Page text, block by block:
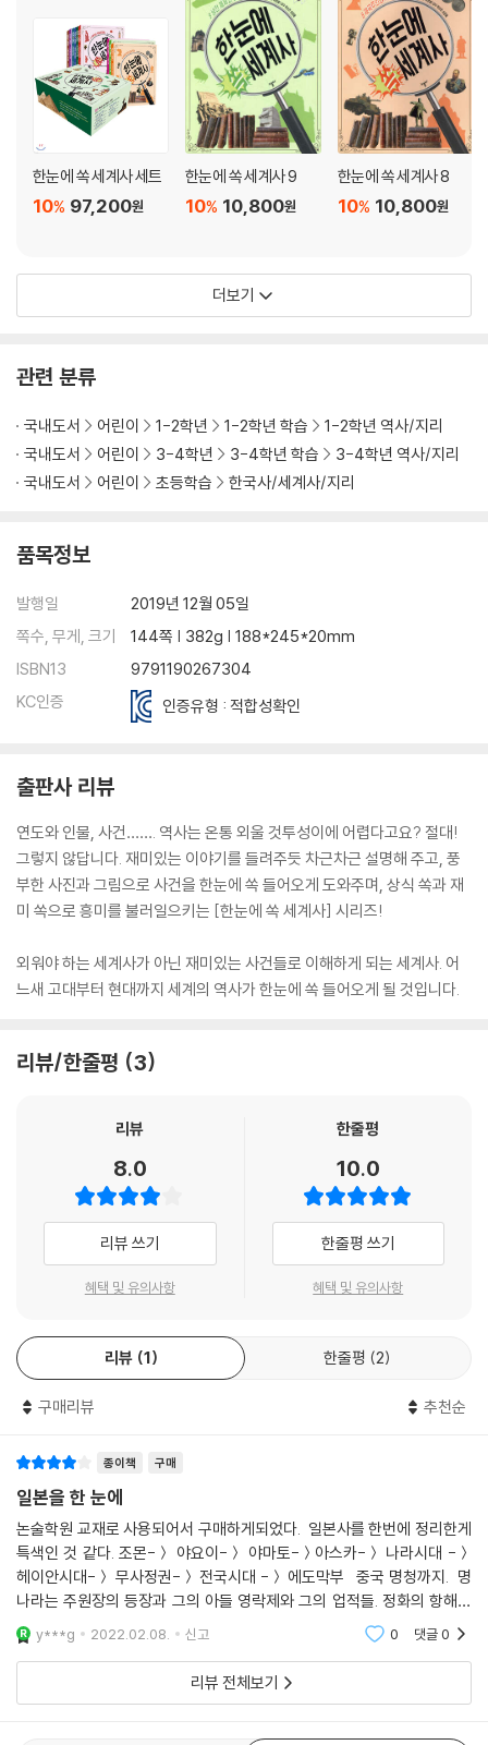
한눈에 쏙 세계사 세트
97,200원
10%
한눈에 쏙 세계사 9
10,800원
10%
한눈에 쏙 세계사 8
10,800원
10%
더보기
관련 분류
국내도서 어린이 1-2학년 1-2학년 학습
1-2학년 역사/지리
국내도서
어린이 3-4학년 3-4학년 학습
3-4학년 역사/지리
국내도서
어린이 초등학습 한국사/세계사/지리
품목정보
발행일
2019년 12월 05일
쪽수, 무게, 크기
144쪽 | 382g | 188*245*20mm
ISBN13
9791190267304
KC인증
인증유형 : 적합성확인
출판사 리뷰
연도와 인물, 사건……. 역사는 온통 외울 것투성이에 어렵다고요? 절대!
그렇지 않답니다. 재미있는 이야기를 들려주듯 차근차근 설명해 주고, 풍
부한 사진과 그림으로 사건을 한눈에 쏙 들어오게 도와주며, 상식 쏙과 재
미 쏙으로 흥미를 불러일으키는 [한눈에 쏙 세계사] 시리즈!
외워야 하는 세계사가 아닌 재미있는 사건들로 이해하게 되는 세계사. 어
느새 고대부터 현대까지 세계의 역사가 한눈에 쏙 들어오게 될 것입니다.
리뷰/한줄평 3
리뷰
8.0
리뷰 쓰기
혜택 및 유의사항
한줄평
10.0
한줄평 쓰기
혜택 및 유의사항
리뷰 1 한줄평 2
구매리뷰 추천순
종이책 구매
일본을 한 눈에
논술학원 교재로 사용되어서 구매하게되었다. 일본사를 한번에 정리한게
특색인 것 같다. 조몬-＞ 야요이-＞ 야마토-＞아스카-＞ 나라시대 -＞
헤이안시대-＞ 무사정권-＞ 전국시대 -＞ 에도막부 중국 명청까지. 명
나라는 주원장의 등장과 그의 아들 영락제와 그의 업적들. 정화의 항해까
지 청나라는 누르하치의 후금 건국부터 홍타이지의 청건국 , 강희제, 옹정
제, 건륭제등 능
y***g 2022.02.08. 신고 0 댓글0
리뷰 전체보기